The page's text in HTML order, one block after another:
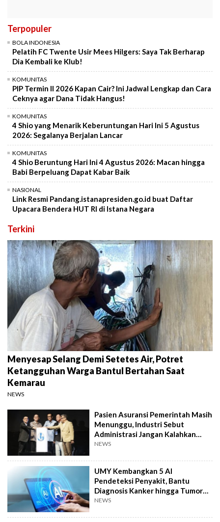
Terpopuler
BOLA INDONESIA
Pelatih FC Twente Usir Mees Hilgers: Saya Tak Berharap
Dia Kembali ke Klub!
KOMUNITAS
PIP Termin II 2026 Kapan Cair? Ini Jadwal Lengkap dan Cara
Ceknya agar Dana Tidak Hangus!
KOMUNITAS
4 Shio yang Menarik Keberuntungan Hari Ini 5 Agustus
2026: Segalanya Berjalan Lancar
KOMUNITAS
4 Shio Beruntung Hari Ini 4 Agustus 2026: Macan hingga
Babi Berpeluang Dapat Kabar Baik
NASIONAL
Link Resmi Pandang.istanapresiden.go.id buat Daftar
Upacara Bendera HUT RI di Istana Negara
Terkini
Menyesap Selang Demi Setetes Air, Potret
Ketangguhan Warga Bantul Bertahan Saat
Kemarau
NEWS
Pasien Asuransi Pemerintah Masih
Menunggu, Industri Sebut
Administrasi Jangan Kalahkan
Kemanusiaan
NEWS
UMY Kembangkan 5 AI
Pendeteksi Penyakit, Bantu
Diagnosis Kanker hingga Tumor
Otak Lebih Cepat
NEWS